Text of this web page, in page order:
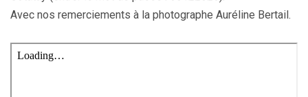
Avec nos remerciements à la photographe Auréline Bertail.